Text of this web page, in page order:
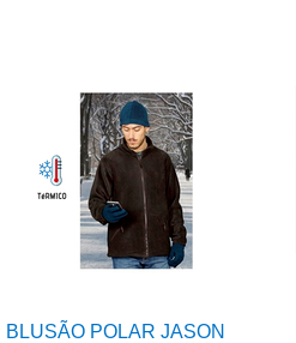
BLUSÃO POLAR JASON